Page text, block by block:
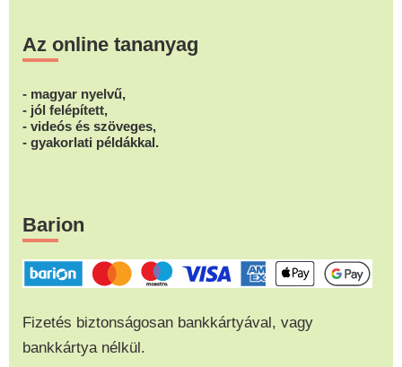
Az online tananyag
- magyar nyelvű,
- jól felépített,
- videós és szöveges,
- gyakorlati példákkal.
Barion
Fizetés biztonságosan bankkártyával, vagy
bankkártya nélkül.